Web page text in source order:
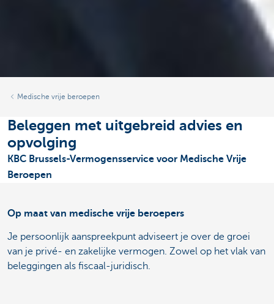
Medische vrije beroepen
Beleggen met uitgebreid advies en
opvolging
KBC Brussels-Vermogensservice voor Medische Vrije
Beroepen
Op maat van medische vrije beroepers
Je persoonlijk aanspreekpunt adviseert je over de groei
van je privé- en zakelijke vermogen. Zowel op het vlak van
beleggingen als fiscaal-juridisch.